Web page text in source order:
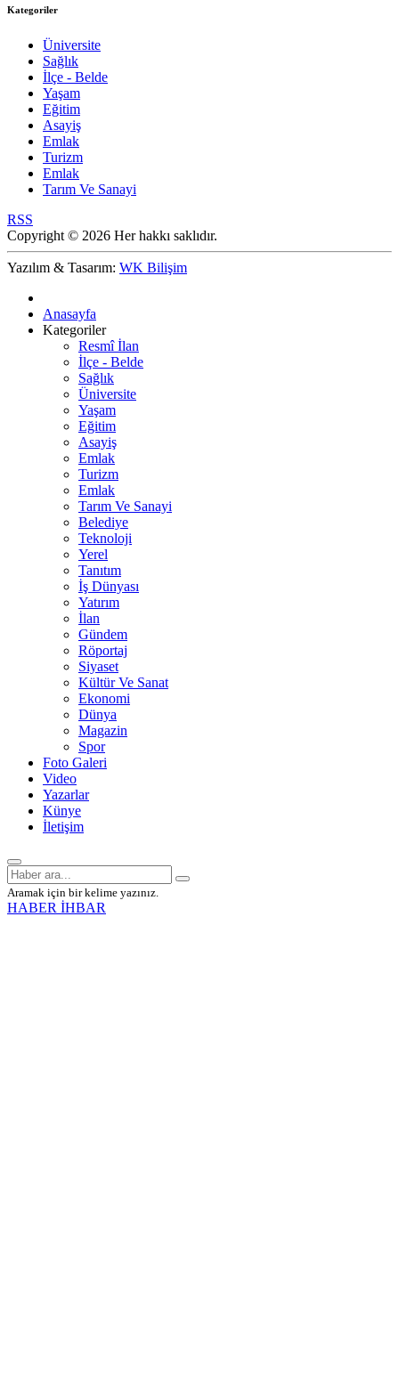
Kategoriler
Üniversite
Sağlık
İlçe - Belde
Yaşam
Eğitim
Asayiş
Emlak
Turizm
Emlak
Tarım Ve Sanayi
RSS
Copyright © 2026 Her hakkı saklıdır.
Yazılım & Tasarım: WK Bilişim
Anasayfa
Kategoriler
Resmî İlan
İlçe - Belde
Sağlık
Üniversite
Yaşam
Eğitim
Asayiş
Emlak
Turizm
Emlak
Tarım Ve Sanayi
Belediye
Teknoloji
Yerel
Tanıtım
İş Dünyası
Yatırım
İlan
Gündem
Röportaj
Siyaset
Kültür Ve Sanat
Ekonomi
Dünya
Magazin
Spor
Foto Galeri
Video
Yazarlar
Künye
İletişim
Aramak için bir kelime yazınız.
HABER İHBAR